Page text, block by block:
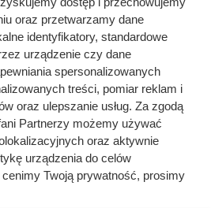
oraz przetwarzamy dane
identyfikatory, standardowe
urządzenie czy dane
spersonalizowanych
treści, pomiar reklam i
oraz ulepszanie usług. Za zgodą
Partnerzy możemy używać
oraz aktywnie
urządzenia do celów
Twoją prywatność, prosimy